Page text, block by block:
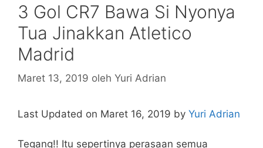
3 Gol CR7 Bawa Si Nyonya
Tua Jinakkan Atletico
Madrid
Maret 13, 2019 oleh Yuri Adrian
Last Updated on Maret 16, 2019 by Yuri Adrian
Tegang!! Itu sepertinya perasaan semua